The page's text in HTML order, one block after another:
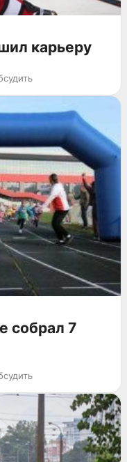
карьеру
собрал 7